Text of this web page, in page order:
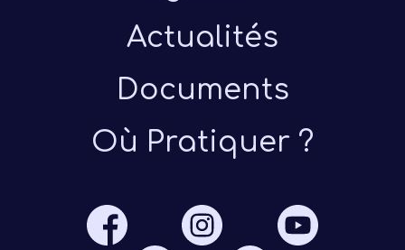
Actualités
Documents
Où Pratiquer ?